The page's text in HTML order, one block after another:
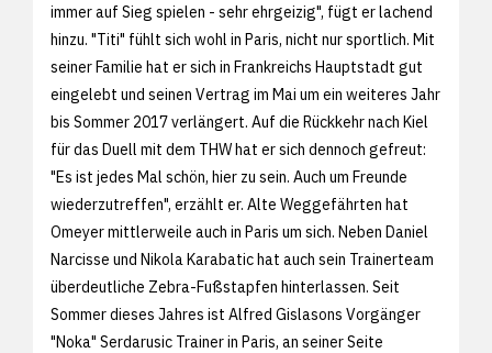
immer auf Sieg spielen - sehr ehrgeizig", fügt er lachend
hinzu. "Titi" fühlt sich wohl in Paris, nicht nur sportlich. Mit
seiner Familie hat er sich in Frankreichs Hauptstadt gut
eingelebt und seinen Vertrag im Mai um ein weiteres Jahr
bis Sommer 2017 verlängert. Auf die Rückkehr nach Kiel
für das Duell mit dem THW hat er sich dennoch gefreut:
"Es ist jedes Mal schön, hier zu sein. Auch um Freunde
wiederzutreffen", erzählt er. Alte Weggefährten hat
Omeyer mittlerweile auch in Paris um sich. Neben Daniel
Narcisse und Nikola Karabatic hat auch sein Trainerteam
überdeutliche Zebra-Fußstapfen hinterlassen. Seit
Sommer dieses Jahres ist Alfred Gislasons Vorgänger
"Noka" Serdarusic Trainer in Paris, an seiner Seite